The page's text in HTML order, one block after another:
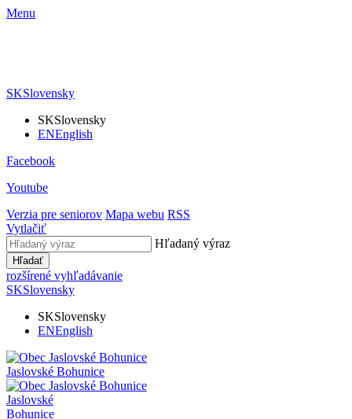
Menu
SKSlovensky
SKSlovensky
ENEnglish
Facebook
Youtube
Verzia pre seniorov Mapa webu RSS
Vytlačiť
Hľadaný výraz
Hľadať
rozšírené vyhľadávanie
SKSlovensky
SKSlovensky
ENEnglish
Jaslovské Bohunice
Jaslovské
Bohunice